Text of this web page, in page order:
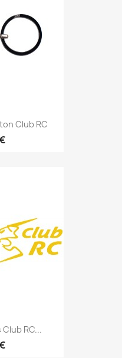
Club RC
RC...